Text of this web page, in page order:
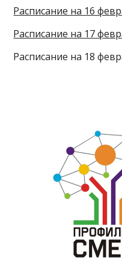
Расписание на 16
Расписание на 17
Расписание на 18